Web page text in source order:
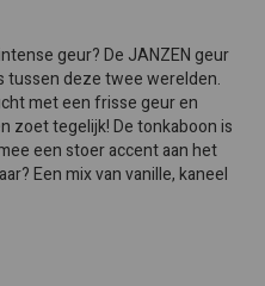
geur? De JANZEN geur
tussen deze twee werelden.
met een frisse geur en
zoet tegelijk! De tonkaboon is
een stoer accent aan het
Een mix van vanille, kaneel